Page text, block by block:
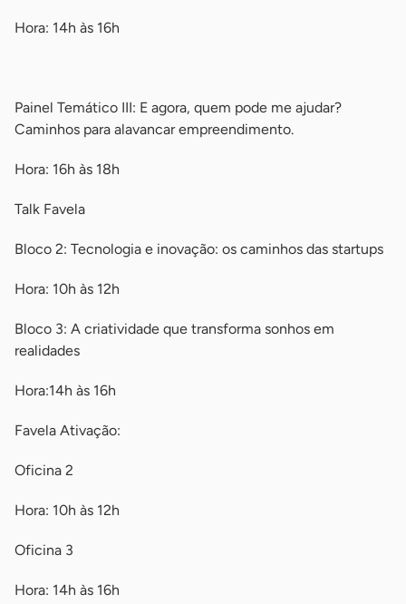
Hora: 14h às 16h
Painel Temático III: E agora, quem pode me ajudar?
Caminhos para alavancar empreendimento.
Hora: 16h às 18h
Talk Favela
Bloco 2: Tecnologia e inovação: os caminhos das startups
Hora: 10h às 12h
Bloco 3: A criatividade que transforma sonhos em
realidades
Hora:14h às 16h
Favela Ativação:
Oficina 2
Hora: 10h às 12h
Oficina 3
Hora: 14h às 16h